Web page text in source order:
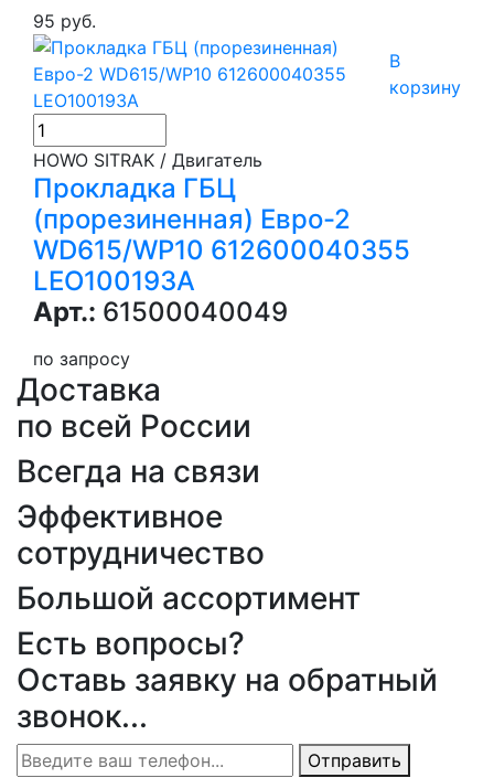
95 руб.
В
корзину
HOWO SITRAK / Двигатель
Прокладка ГБЦ
(прорезиненная) Евро-2
WD615/WP10 612600040355
LEO100193A
Арт.: 61500040049
по запросу
Доставка
по всей России
Всегда на связи
Эффективное
сотрудничество
Большой ассортимент
Есть вопросы?
Оставь заявку на обратный
звонок...
Отправить